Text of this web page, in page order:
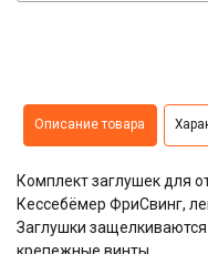
Описание товара
Комплект заглушек для
Кессебёмер ФриСвинг,
Заглушки
крепежные винты